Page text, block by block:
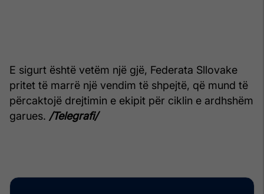
E sigurt është vetëm një gjë, Federata Sllovake
pritet të marrë një vendim të shpejtë, që mund të
përcaktojë drejtimin e ekipit për ciklin e ardhshëm
garues. /Telegrafi/